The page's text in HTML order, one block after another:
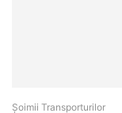
Șoimii Transporturilor